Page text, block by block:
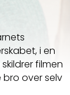
i en
filmen
over selv